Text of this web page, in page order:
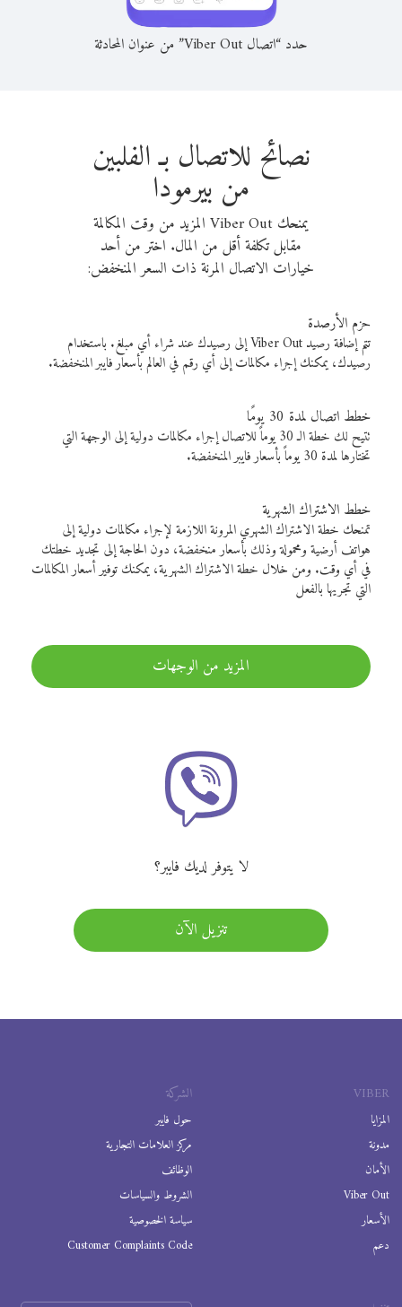
حدد “اتصال Viber Out” من عنوان المحادثة
نصائح للاتصال بـ الفلبين
من بيرمودا
يمنحك Viber Out المزيد من وقت المكالمة
مقابل تكلفة أقل من المال. اختر من أحد
خيارات الاتصال المرنة ذات السعر المنخفض:
حزم الأرصدة
تتم إضافة رصيد Viber Out إلى رصيدك عند شراء أي مبلغ. باستخدام
رصيدك، يمكنك إجراء مكالمات إلى أي رقم في العالم بأسعار فايبر المنخفضة.
خطط اتصال لمدة 30 يومًا
تتيح لك خطة الـ 30 يوماً للاتصال إجراء مكالمات دولية إلى الوجهة التي
تختارها لمدة 30 يوماً بأسعار فايبر المنخفضة.
خطط الاشتراك الشهرية
تمنحك خطة الاشتراك الشهري المرونة اللازمة لإجراء مكالمات دولية إلى
هواتف أرضية ومحمولة وذلك بأسعار منخفضة، دون الحاجة إلى تجديد خطتك
في أي وقت. ومن خلال خطة الاشتراك الشهرية، يمكنك توفير أسعار المكالمات
التي تجريها بالفعل
المزيد من الوجهات
لا يتوفر لديك فايبر؟
تنزيل الآن
VIBER
المزايا
مدونة
الأمان
Viber Out
الأسعار
دعم
الشركة
حول فايبر
مركز العلامات التجارية
الوظائف
الشروط والسياسات
سياسة الخصوصية
Customer Complaints Code